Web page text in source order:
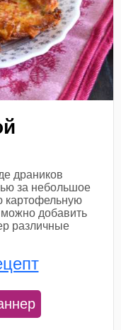
драников
за небольшое
картофельную
можно добавить
различные